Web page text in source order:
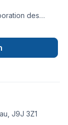
des
J9J 3Z1